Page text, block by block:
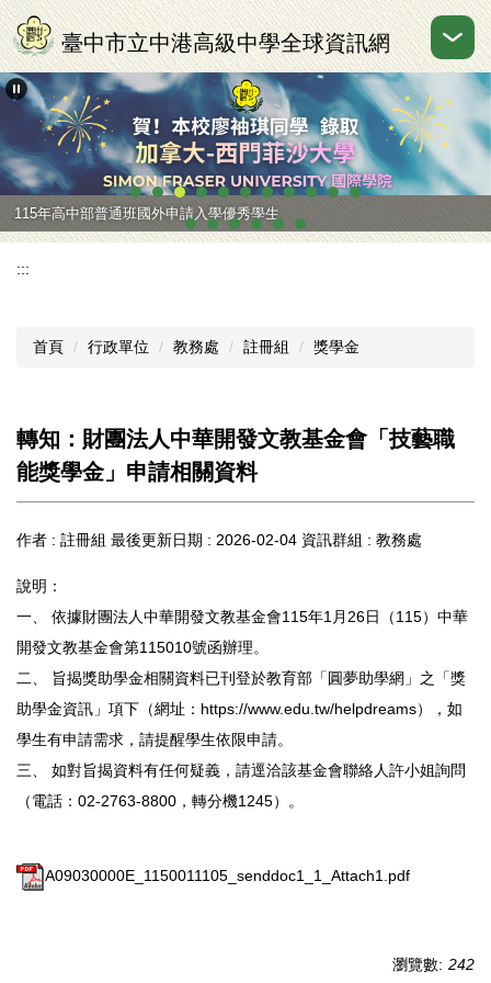
跳
到
主
要
區
臺中市立中港高級中學全球資訊網
115年高中部普通班國外申請入學優秀學生
:::
首頁 行政單位 教務處 註冊組 獎學金
轉知：財團法人中華開發文教基金會「技藝職
能獎學金」申請相關資料
作者 : 註冊組 最後更新日期 : 2026-02-04 資訊群組 : 教務處
說明：
一、 依據財團法人中華開發文教基金會115年1月26日（115）中華
開發文教基金會第115010號函辦理。
二、 旨揭獎助學金相關資料已刊登於教育部「圓夢助學網」之「獎
助學金資訊」項下（網址：https://www.edu.tw/helpdreams），如
學生有申請需求，請提醒學生依限申請。
三、 如對旨揭資料有任何疑義，請逕洽該基金會聯絡人許小姐詢問
（電話：02-2763-8800，轉分機1245）。
A09030000E_1150011105_senddoc1_1_Attach1.pdf
瀏覽數: 242